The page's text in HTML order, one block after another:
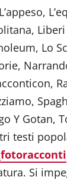
Lo
Y Gotan,
testi
Si